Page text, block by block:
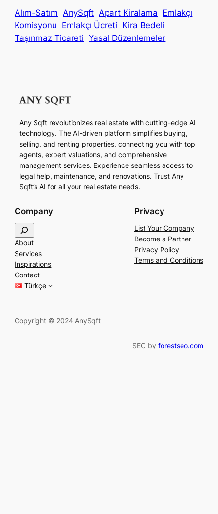
Alım-Satım AnySqft Apart Kiralama Emlakçı
Komisyonu Emlakçı Ücreti Kira Bedeli
Taşınmaz Ticareti Yasal Düzenlemeler
Any Sqft revolutionizes real estate with cutting-edge AI
technology. The AI-driven platform simplifies buying,
selling, and renting properties, connecting you with top
agents, expert valuations, and comprehensive
management services. Experience seamless access to
legal help, maintenance, and renovations. Trust Any
Sqft’s AI for all your real estate needs.
Company
e
a
r
c
h
About
Services
Inspirations
Contact
Türkçe
Privacy
List Your Company
Become a Partner
Privacy Policy
Terms and Conditions
Copyright © 2024 AnySqft
SEO by forestseo.com